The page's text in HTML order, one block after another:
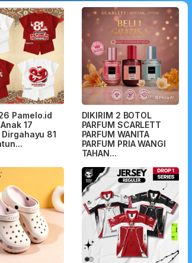
Pamelo.id
17
81
DIKIRIM 2 BOTOL
PARFUM SCARLETT
PARFUM WANITA
PARFUM PRIA WANGI
TAHAN...